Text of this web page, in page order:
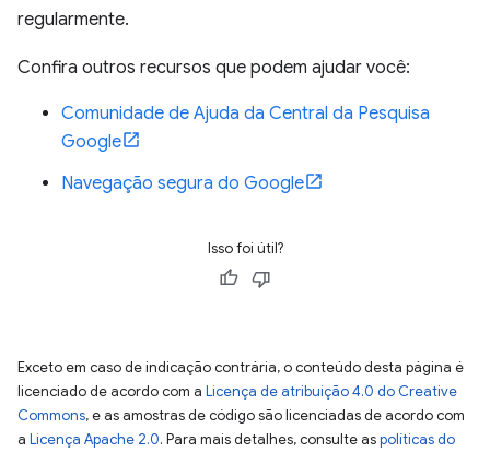
regularmente.
Confira outros recursos que podem ajudar você:
Comunidade de Ajuda da Central da Pesquisa
Google
Navegação segura do Google
Isso foi útil?
Exceto em caso de indicação contrária, o conteúdo desta página é
licenciado de acordo com a Licença de atribuição 4.0 do Creative
Commons, e as amostras de código são licenciadas de acordo com
a Licença Apache 2.0. Para mais detalhes, consulte aspolíticas do